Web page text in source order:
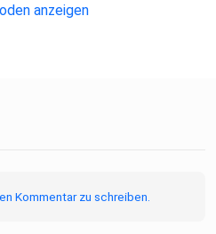
anzeigen
Kommentar zu schreiben.